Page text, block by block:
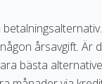
årsavgift. Är
bästa